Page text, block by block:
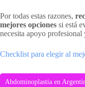
Por todas estas razones,
mejores opciones si está
necesita apoyo profesional
Checklist para elegir al
Abdominoplastia en